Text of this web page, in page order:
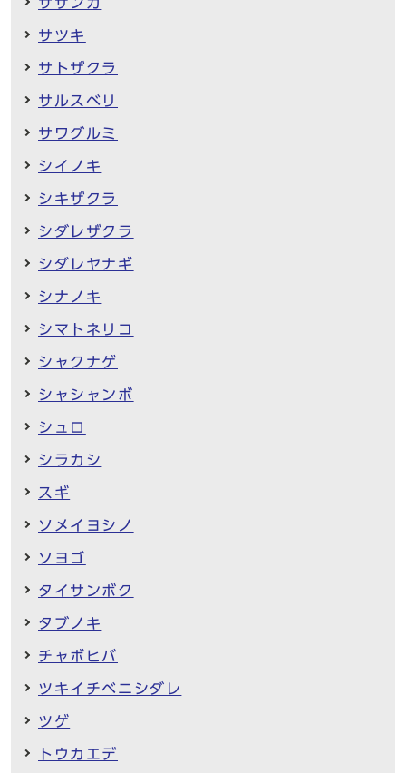
サツキ
サトザクラ
サルスベリ
サワグルミ
シイノキ
シキザクラ
シダレザクラ
シダレヤナギ
シナノキ
シマトネリコ
シャクナゲ
シャシャンボ
シュロ
シラカシ
スギ
ソメイヨシノ
ソヨゴ
タイサンボク
タブノキ
チャボヒバ
ツキイチベニシダレ
ツゲ
トウカエデ